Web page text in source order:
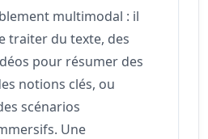
multimodal : il
traiter du texte, des
pour résumer des
notions clés, ou
scénarios
Une